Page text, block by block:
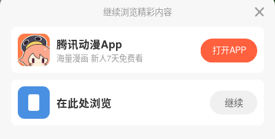
App免费看
继续浏览精彩内容
腾讯动漫App
海量漫画 新人7天免费看
打开APP
在此处浏览 继续